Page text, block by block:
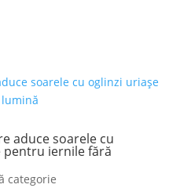
aduce soarele cu
pentru iernile fără
categorie